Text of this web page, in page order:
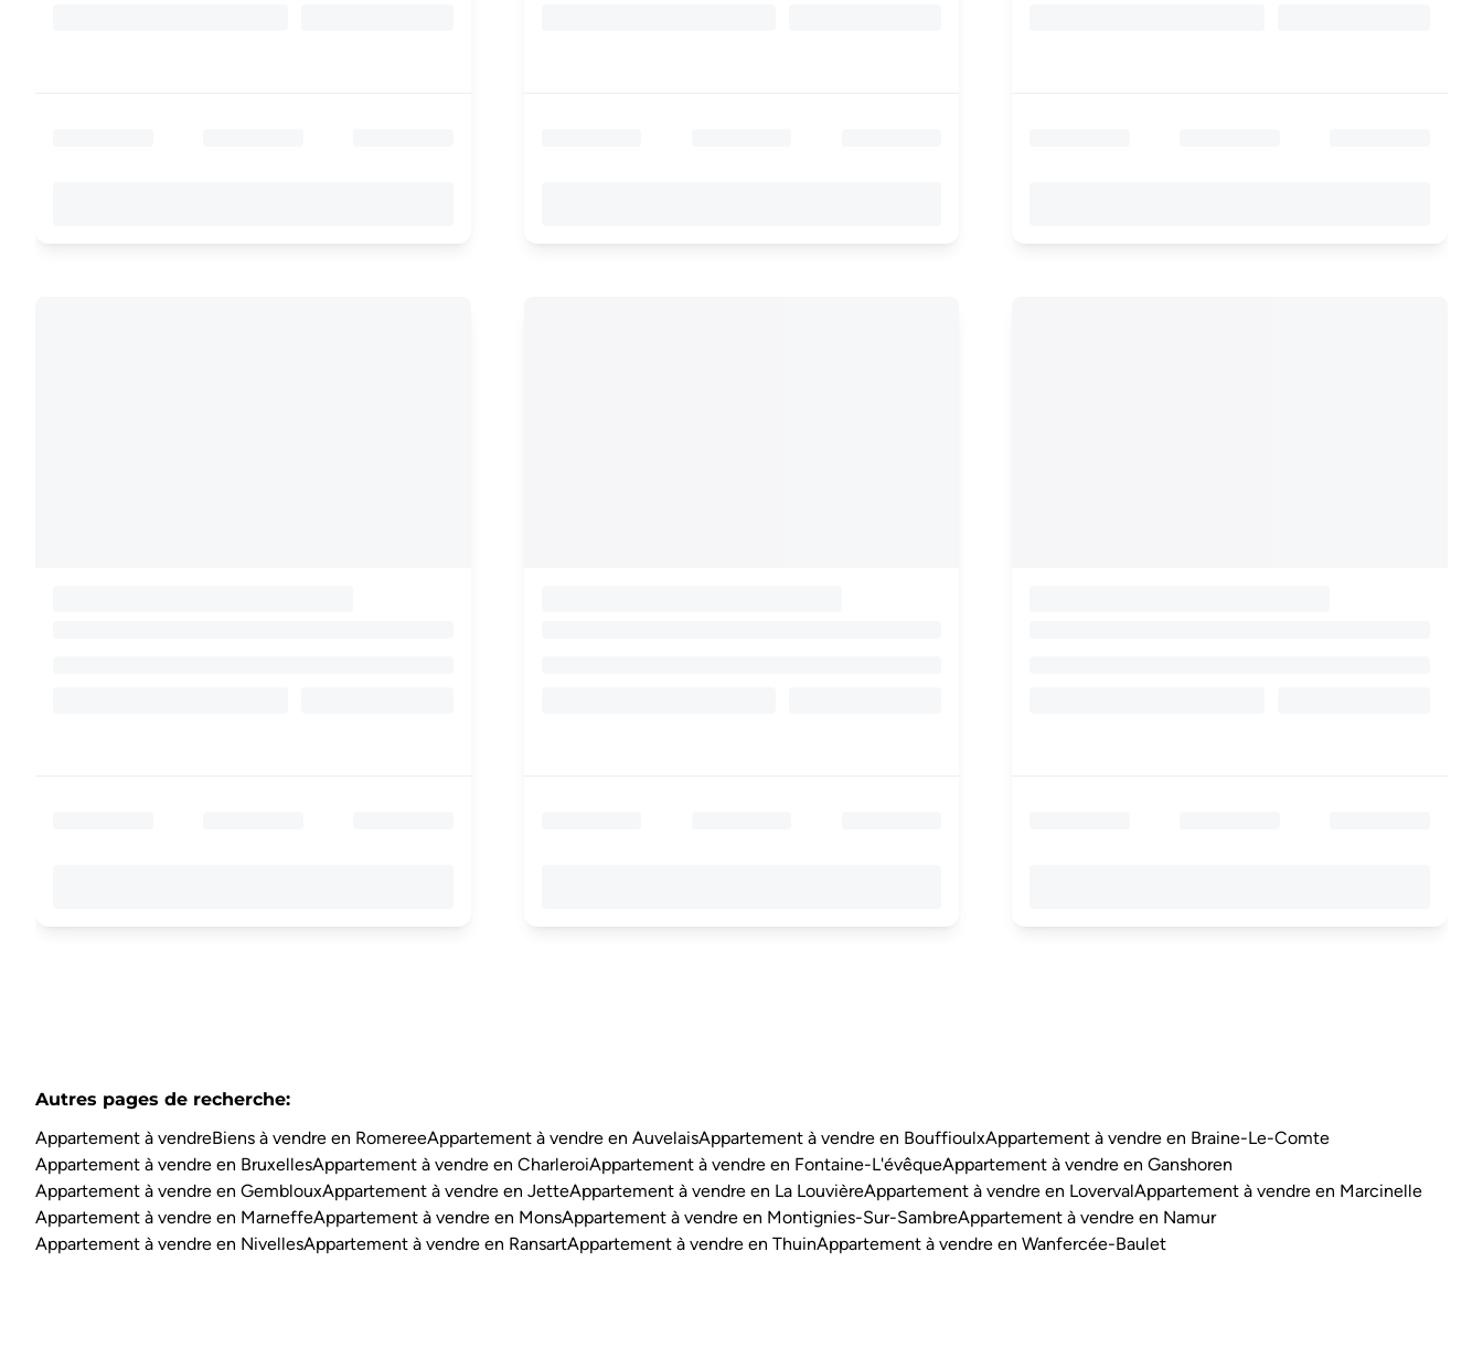
Autres pages de recherche:
Appartement à vendreBiens à vendre en RomereeAppartement à vendre en AuvelaisAppartement à vendre en BouffioulxAppartement à vendre en Braine-Le-Comte
Appartement à vendre en BruxellesAppartement à vendre en CharleroiAppartement à vendre en Fontaine-L'évêqueAppartement à vendre en Ganshoren
Appartement à vendre en GemblouxAppartement à vendre en JetteAppartement à vendre en La LouvièreAppartement à vendre en LovervalAppartement à vendre en Marcinelle
Appartement à vendre en MarneffeAppartement à vendre en MonsAppartement à vendre en Montignies-Sur-SambreAppartement à vendre en Namur
Appartement à vendre en NivellesAppartement à vendre en RansartAppartement à vendre en ThuinAppartement à vendre en Wanfercée-Baulet